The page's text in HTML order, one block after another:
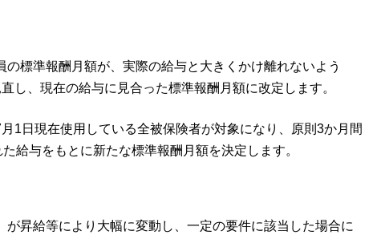
標準報酬月額が、実際の給与と大きくかけ離れないよう
し、現在の給与に見合った標準報酬月額に改定します。
1日現在使用している全被保険者が対象になり、原則3か月間
給与をもとに新たな標準報酬月額を決定します。
が昇給等により大幅に変動し、一定の要件に該当した場合に